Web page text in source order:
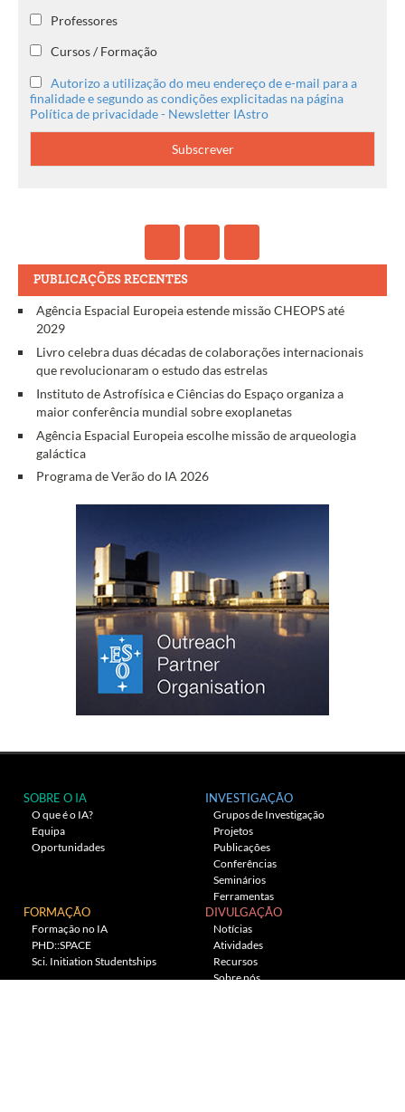
Professores
Cursos / Formação
Autorizo a utilização do meu endereço de e-mail para a
finalidade e segundo as condições explicitadas na página
Política de privacidade - Newsletter IAstro
PUBLICAÇÕES RECENTES
Agência Espacial Europeia estende missão CHEOPS até
2029
Livro celebra duas décadas de colaborações internacionais
que revolucionaram o estudo das estrelas
Instituto de Astrofísica e Ciências do Espaço organiza a
maior conferência mundial sobre exoplanetas
Agência Espacial Europeia escolhe missão de arqueologia
galáctica
Programa de Verão do IA 2026
SOBRE O IA
O que é o IA?
Equipa
Oportunidades
INVESTIGAÇÃO
Grupos de Investigação
Projetos
Publicações
Conferências
Seminários
Ferramentas
FORMAÇÃO
Formação no IA
PHD::SPACE
Sci. Initiation Studentships
DIVULGAÇÃO
Notícias
Atividades
Recursos
Sobre nós